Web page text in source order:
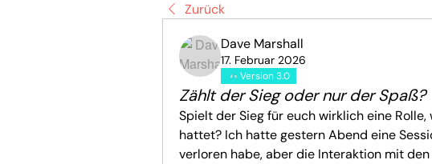
Zurück
Dave Marshall
17. Februar 2026
Version 3.0
Zählt der Sieg oder nur der Spaß?
Spielt der Sieg für euch wirklich eine
hattet? Ich hatte gestern Abend eine
verloren habe, aber die Interaktion mit